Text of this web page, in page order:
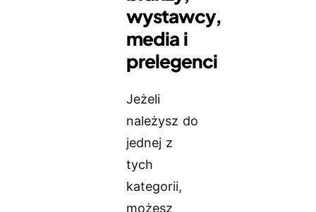
wystawcy,
media i
prelegenci
Jeżeli
należysz do
jednej z
tych
kategorii,
możesz